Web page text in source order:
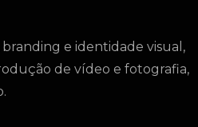
branding e identidade visual,
de vídeo e fotografia,